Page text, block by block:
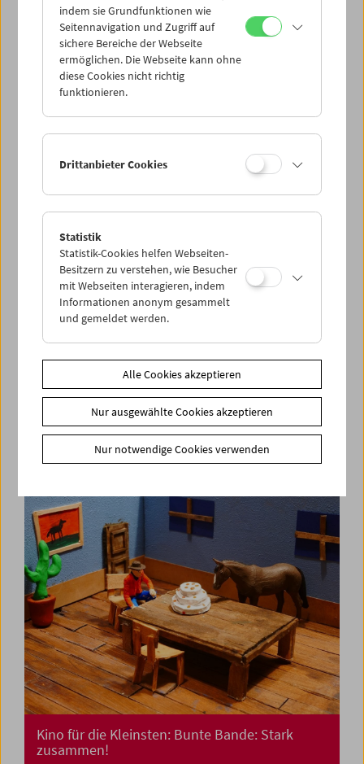
Alexander Kluge
In Person: Nora Sweeney
Kino für die Kleinsten: Bunte Bande: Stark
zusammen!
indem sie Grundfunktionen wie
Seitennavigation und Zugriff auf
sichere Bereiche der Webseite
ermöglichen. Die Webseite kann ohne
diese Cookies nicht richtig
funktionieren.
Drittanbieter Cookies
Statistik
Statistik-Cookies helfen Webseiten-
Besitzern zu verstehen, wie Besucher
mit Webseiten interagieren, indem
Informationen anonym gesammelt
und gemeldet werden.
Alle Cookies akzeptieren
Nur ausgewählte Cookies akzeptieren
Nur notwendige Cookies verwenden